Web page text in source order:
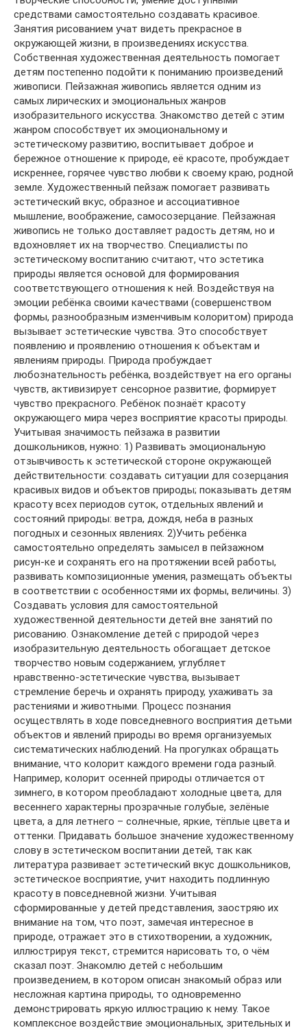
средствами самостоятельно создавать красивое.
Занятия рисованием учат видеть прекрасное в
окружающей жизни, в произведениях искусства.
Собственная художественная деятельность помогает
детям постепенно подойти к пониманию произведений
живописи. Пейзажная живопись является одним из
самых лирических и эмоциональных жанров
изобразительного искусства. Знакомство детей с этим
жанром способствует их эмоциональному и
эстетическому развитию, воспитывает доброе и
бережное отношение к природе, её красоте, пробуждает
искреннее, горячее чувство любви к своему краю, родной
земле. Художественный пейзаж помогает развивать
эстетический вкус, образное и ассоциативное
мышление, воображение, самосозерцание. Пейзажная
живопись не только доставляет радость детям, но и
вдохновляет их на творчество. Специалисты по
эстетическому воспитанию считают, что эстетика
природы является основой для формирования
соответствующего отношения к ней. Воздействуя на
эмоции ребёнка своими качествами (совершенством
формы, разнообразным изменчивым колоритом) природа
вызывает эстетические чувства. Это способствует
появлению и проявлению отношения к объектам и
явлениям природы. Природа пробуждает
любознательность ребёнка, воздействует на его органы
чувств, активизирует сенсорное развитие, формирует
чувство прекрасного. Ребёнок познаёт красоту
окружающего мира через восприятие красоты природы.
Учитывая значимость пейзажа в развитии
дошкольников, нужно: 1) Развивать эмоциональную
отзывчивость к эстетической стороне окружающей
действительности: создавать ситуации для созерцания
красивых видов и объектов природы; показывать детям
красоту всех периодов суток, отдельных явлений и
состояний природы: ветра, дождя, неба в разных
погодных и сезонных явлениях. 2)Учить ребёнка
самостоятельно определять замысел в пейзажном
рисун-ке и сохранять его на протяжении всей работы,
развивать композиционные умения, размещать объекты
в соответствии с особенностями их формы, величины. 3)
Создавать условия для самостоятельной
художественной деятельности детей вне занятий по
рисованию. Ознакомление детей с природой через
изобразительную деятельность обогащает детское
творчество новым содержанием, углубляет
нравственно-эстетические чувства, вызывает
стремление беречь и охранять природу, ухаживать за
растениями и животными. Процесс познания
осуществлять в ходе повседневного восприятия детьми
объектов и явлений природы во время организуемых
систематических наблюдений. На прогулках обращать
внимание, что колорит каждого времени года разный.
Например, колорит осенней природы отличается от
зимнего, в котором преобладают холодные цвета, для
весеннего характерны прозрачные голубые, зелёные
цвета, а для летнего – солнечные, яркие, тёплые цвета и
оттенки. Придавать большое значение художественному
слову в эстетическом воспитании детей, так как
литература развивает эстетический вкус дошкольников,
эстетическое восприятие, учит находить подлинную
красоту в повседневной жизни. Учитывая
сформированные у детей представления, заостряю их
внимание на том, что поэт, замечая интересное в
природе, отражает это в стихотворении, а художник,
иллюстрируя текст, стремится нарисовать то, о чём
сказал поэт. Знакомлю детей с небольшим
произведением, в котором описан знакомый образ или
несложная картина природы, то одновременно
демонстрировать яркую иллюстрацию к нему. Такое
комплексное воздействие эмоциональных, зрительных и